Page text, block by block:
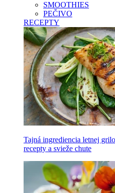
SMOOTHIES
PEČIVO
RECEPTY
Tajná ingrediencia letnej
recepty a svieže chute